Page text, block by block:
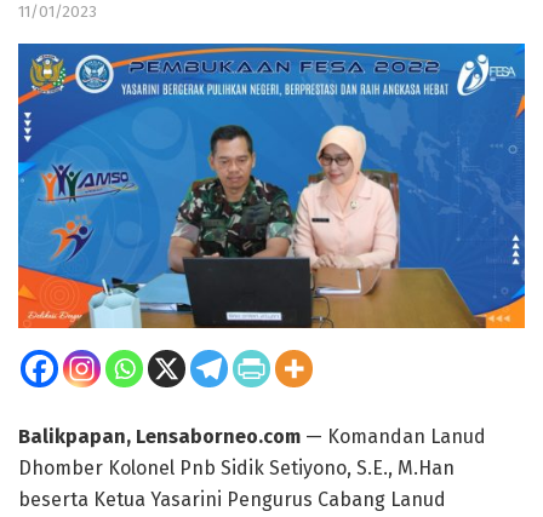
11/01/2023
Balikpapan, Lensaborneo.com — Komandan Lanud
Dhomber Kolonel Pnb Sidik Setiyono, S.E., M.Han
beserta Ketua Yasarini Pengurus Cabang Lanud